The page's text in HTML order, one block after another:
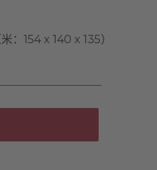
：154 x 140 x 135）